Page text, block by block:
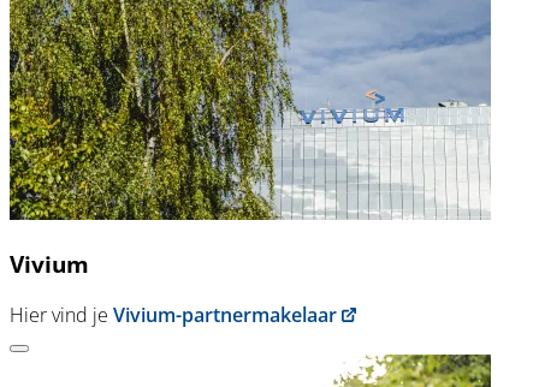
Vivium
Hier vind je Vivium-partnermakelaar